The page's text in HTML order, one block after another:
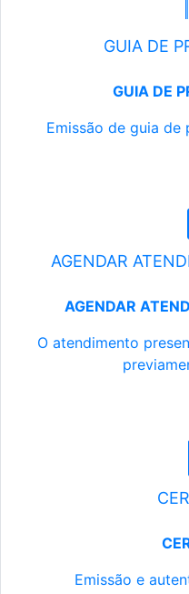
GUIA DE
GUIA DE
Emissão de guia
AGENDAR
AGENDAR
O atendimento
Emissão e